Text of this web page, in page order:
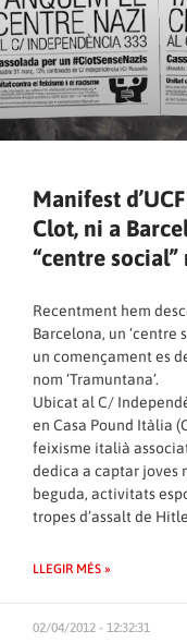
Manifest
Clot, ni a
“centre
Recentment hem
Barcelona, un ‘centre
un començament es
nom ‘Tramuntana’.
Ubicat al C/
en Casa Pound Itàlia
feixisme italià
dedica a captar joves
beguda, activitats
tropes d’assalt de
LLEGIR MÉS »
02/04/2012 - 12:32:31